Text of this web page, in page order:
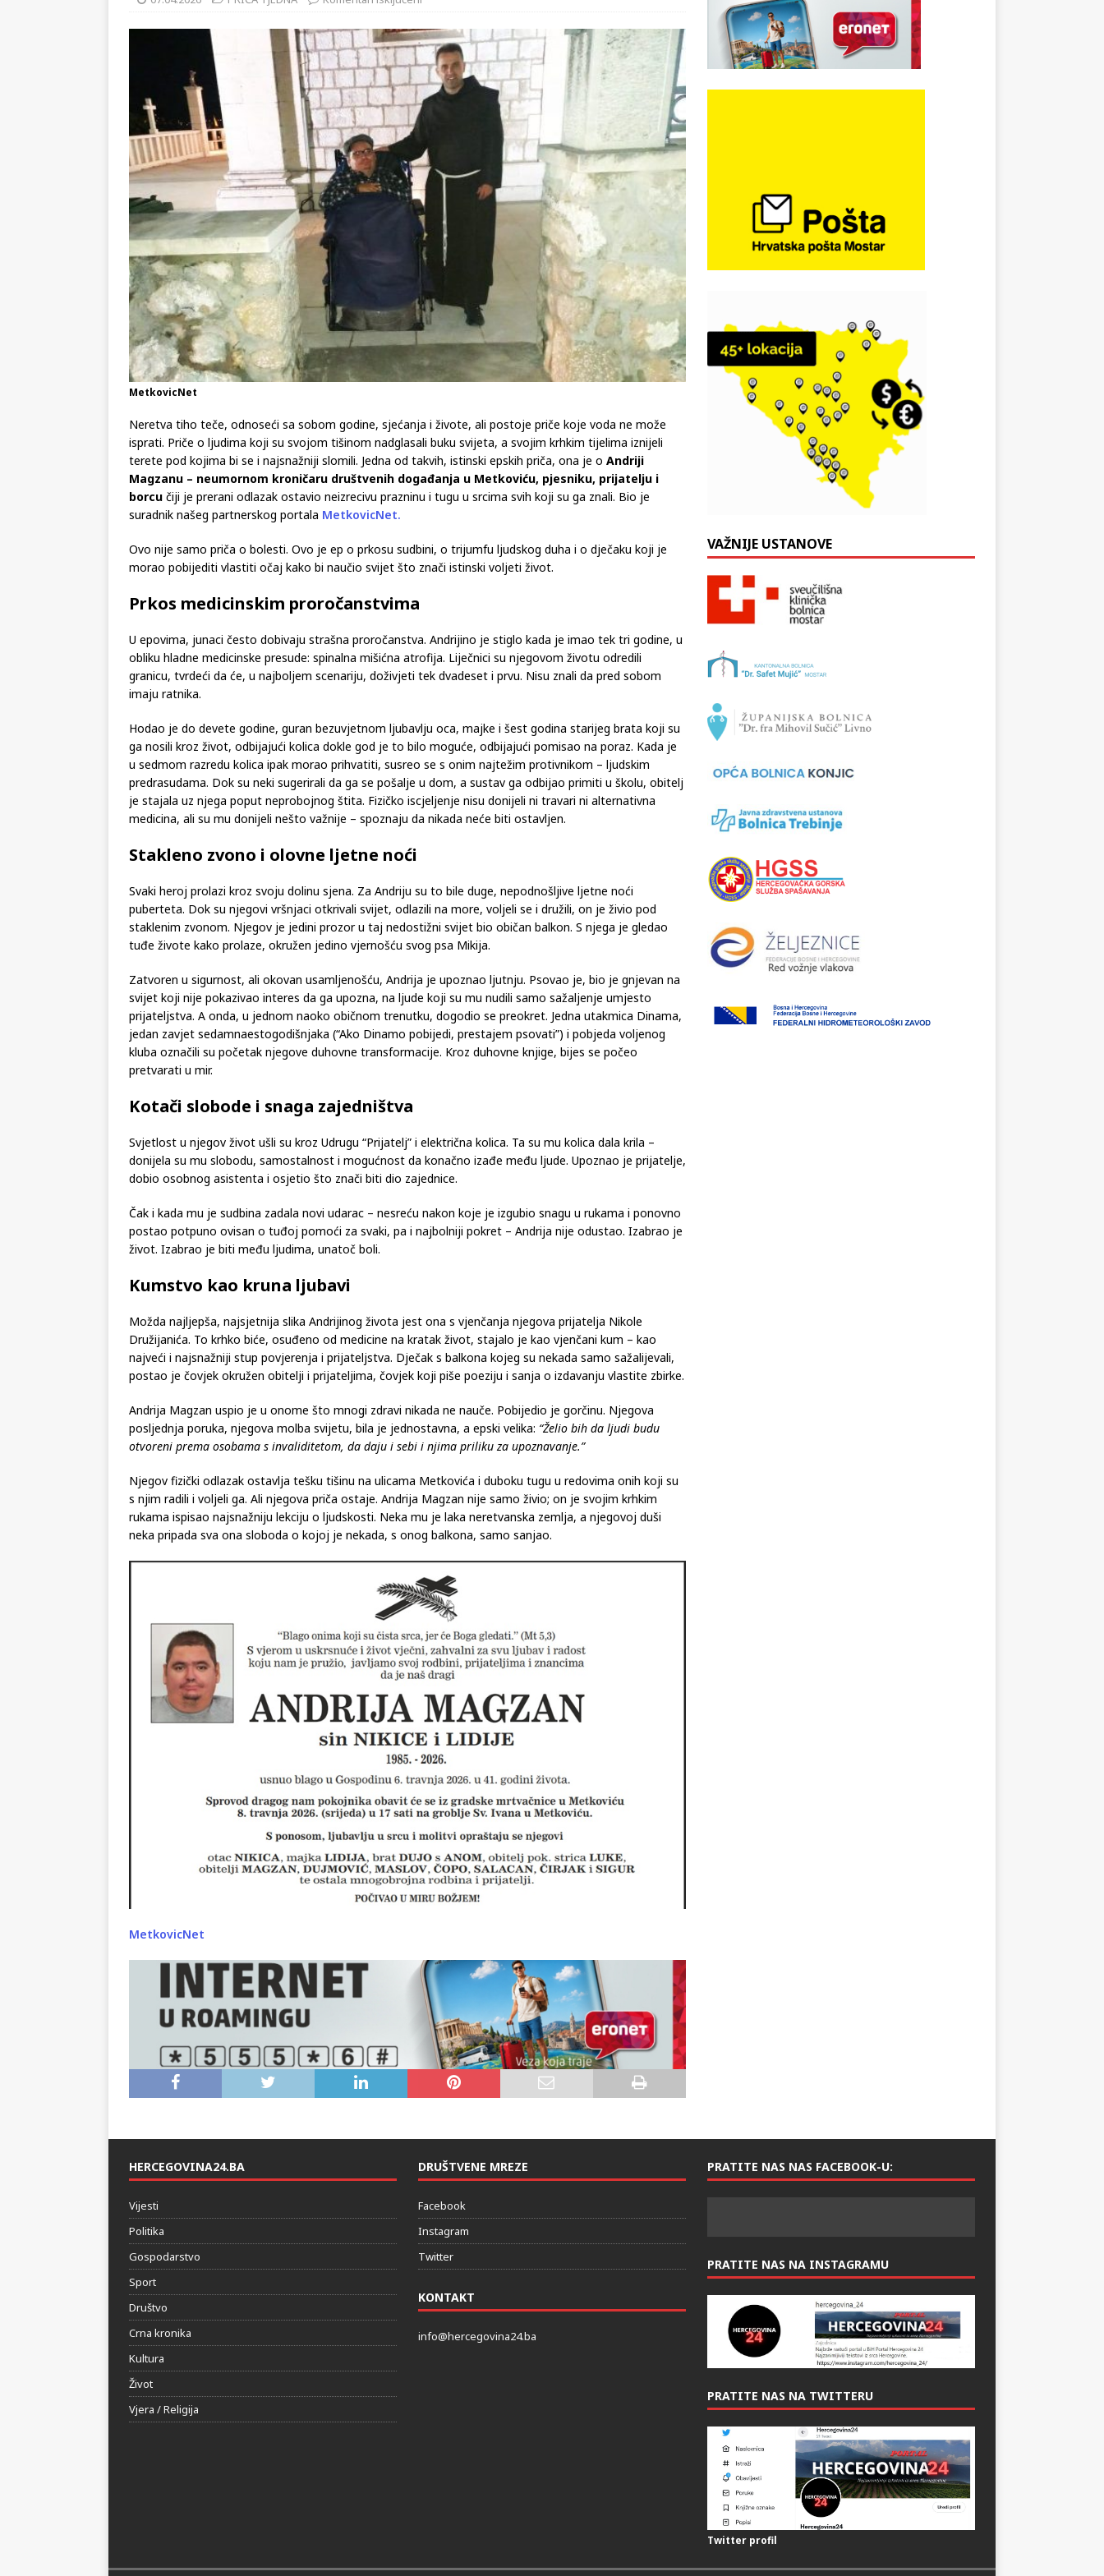
[ 29.07.2026 ]
Na današnji dan, 29. srpnja 2018, preminuo je glazbeni genij Oliver Dragojević
KULTURA
[ 28.07.2026 ] Uhićen napadač iz Međugorja; ‘Slobodna Dalmacija‘ u posjedu dramatične
snimke potjere i hvatanja muškarca u polju kod granice!
CRNA KRONIKA
[ 06.08.2026 ]
Vrhunac toplinskog vala. Svježije u petak. Negdje stižu i pljuskovi. VRIJEME
07.04.2026 PRIČA TJEDNA Komentari isključeni
MetkovicNet
Neretva tiho teče, odnoseći sa sobom godine, sjećanja i živote, ali postoje priče koje voda ne može
isprati. Priče o ljudima koji su svojom tišinom nadglasali buku svijeta, a svojim krhkim tijelima iznijeli
terete pod kojima bi se i najsnažniji slomili. Jedna od takvih, istinski epskih priča, ona je o Andriji
Magzanu – neumornom kroničaru društvenih događanja u Metkoviću, pjesniku, prijatelju i
čiji je prerani odlazak ostavio neizrecivu prazninu i tugu u srcima svih koji su ga znali. Bio je
suradnik našeg partnerskog portalaMetkovicNet.
Ovo nije samo priča o bolesti. Ovo je ep o prkosu sudbini, o trijumfu ljudskog duha i o dječaku koji je
morao pobijediti vlastiti očaj kako bi naučio svijet što znači istinski voljeti život.
Prkos medicinskim proročanstvima
U epovima, junaci često dobivaju strašna proročanstva. Andrijino je stiglo kada je imao tek tri godine, u
obliku hladne medicinske presude: spinalna mišićna atrofija. Liječnici su njegovom životu odredili
granicu, tvrdeći da će, u najboljem scenariju, doživjeti tek dvadeset i prvu. Nisu znali da pred sobom
imaju ratnika.
Hodao je do devete godine, guran bezuvjetnom ljubavlju oca, majke i šest godina starijeg brata koji su
ga nosili kroz život, odbijajući kolica dokle god je to bilo moguće, odbijajući pomisao na poraz. Kada je
u sedmom razredu kolica ipak morao prihvatiti, susreo se s onim najtežim protivnikom – ljudskim
predrasudama. Dok su neki sugerirali da ga se pošalje u dom, a sustav ga odbijao primiti u školu, obitelj
je stajala uz njega poput neprobojnog štita. Fizičko iscjeljenje nisu donijeli ni travari ni alternativna
medicina, ali su mu donijeli nešto važnije – spoznaju da nikada neće biti ostavljen.
Stakleno zvono i olovne ljetne noći
Svaki heroj prolazi kroz svoju dolinu sjena. Za Andriju su to bile duge, nepodnošljive ljetne noći
puberteta. Dok su njegovi vršnjaci otkrivali svijet, odlazili na more, voljeli se i družili, on je živio pod
staklenim zvonom. Njegov je jedini prozor u taj nedostižni svijet bio običan balkon. S njega je gledao
tuđe živote kako prolaze, okružen jedino vjernošću svog psa Mikija.
Zatvoren u sigurnost, ali okovan usamljenošću, Andrija je upoznao ljutnju. Psovao je, bio je gnjevan na
svijet koji nije pokazivao interes da ga upozna, na ljude koji su mu nudili samo sažaljenje umjesto
prijateljstva. A onda, u jednom naoko običnom trenutku, dogodio se preokret. Jedna utakmica Dinama,
jedan zavjet sedamnaestogodišnjaka (“Ako Dinamo pobijedi, prestajem psovati”) i pobjeda voljenog
kluba označili su početak njegove duhovne transformacije. Kroz duhovne knjige, bijes se počeo
pretvarati u mir.
Kotači slobode i snaga zajedništva
Svjetlost u njegov život ušli su kroz Udrugu “Prijatelj” i električna kolica. Ta su mu kolica dala krila –
donijela su mu slobodu, samostalnost i mogućnost da konačno izađe među ljude. Upoznao je prijatelje,
dobio osobnog asistenta i osjetio što znači biti dio zajednice.
Čak i kada mu je sudbina zadala novi udarac – nesreću nakon koje je izgubio snagu u rukama i ponovno
postao potpuno ovisan o tuđoj pomoći za svaki, pa i najbolniji pokret – Andrija nije odustao. Izabrao je
život. Izabrao je biti među ljudima, unatoč boli.
Kumstvo kao kruna ljubavi
Možda najljepša, najsjetnija slika Andrijinog života jest ona s vjenčanja njegova prijatelja Nikole
Družijanića. To krhko biće, osuđeno od medicine na kratak život, stajalo je kao vjenčani kum – kao
najveći i najsnažniji stup povjerenja i prijateljstva. Dječak s balkona kojeg su nekada samo sažalijevali,
postao je čovjek okružen obitelji i prijateljima, čovjek koji piše poeziju i sanja o izdavanju vlastite zbirke.
Andrija Magzan uspio je u onome što mnogi zdravi nikada ne nauče. Pobijedio je gorčinu. Njegova
posljednja poruka, njegova molba svijetu, bila je jednostavna, a epski velika:
“Želio bih da ljudi budu
otvoreni prema osobama s invaliditetom, da daju i sebi i njima priliku za upoznavanje.”
Njegov fizički odlazak ostavlja tešku tišinu na ulicama Metkovića i duboku tugu u redovima onih koji su
s njim radili i voljeli ga. Ali njegova priča ostaje. Andrija Magzan nije samo živio; on je svojim krhkim
rukama ispisao najsnažniju lekciju o ljudskosti. Neka mu je laka neretvanska zemlja, a njegovoj duši
neka pripada sva ona sloboda o kojoj je nekada, s onog balkona, samo sanjao.
MetkovicNet
VAŽNIJE USTANOVE
Vijesti
Politika
Gospodarstvo
Sport
Društvo
Crna kronika
Kultura
Život
Facebook
Instagram
PRATITE NAS NA INSTAGRAMU
PRATITE NAS NA TWITTERU
Twitter profil